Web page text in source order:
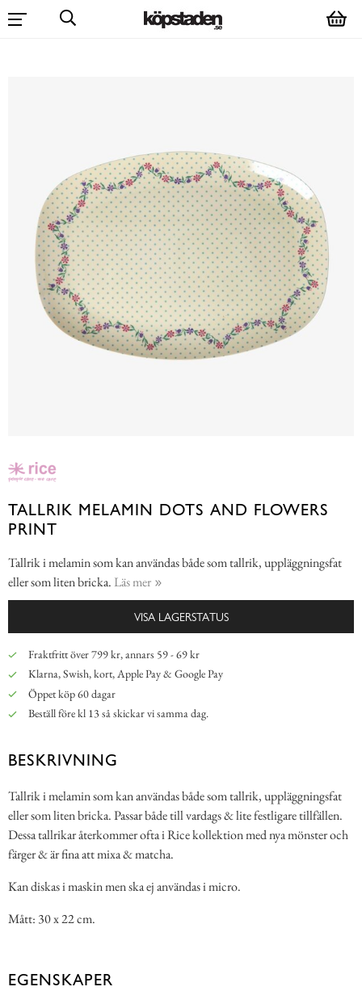
TALLRIK MELAMIN DOTS AND FLOWERS
PRINT
Tallrik i melamin som kan användas både som tallrik, uppläggningsfat
eller som liten bricka. Läs mer
VISA LAGERSTATUS
Fraktfritt över 799 kr, annars 59 - 69 kr
Klarna, Swish, kort, Apple Pay & Google Pay
Öppet köp 60 dagar
Beställ före kl 13 så skickar vi samma dag.
BESKRIVNING
Tallrik i melamin som kan användas både som tallrik, uppläggningsfat
eller som liten bricka. Passar både till vardags & lite festligare tillfällen.
Dessa tallrikar återkommer ofta i Rice kollektion med nya mönster och
färger & är fina att mixa & matcha.
Kan diskas i maskin men ska ej användas i micro.
Mått: 30 x 22 cm.
EGENSKAPER